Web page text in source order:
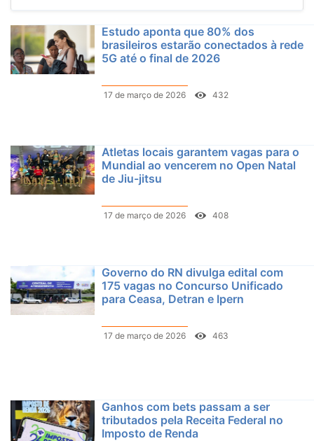
Estudo aponta que 80% dos
brasileiros estarão conectados à rede
5G até o final de 2026
17 de março de 2026 432
Atletas locais garantem vagas para o
Mundial ao vencerem no Open Natal
de Jiu-jitsu
17 de março de 2026 408
Governo do RN divulga edital com
175 vagas no Concurso Unificado
para Ceasa, Detran e Ipern
17 de março de 2026 463
Ganhos com bets passam a ser
tributados pela Receita Federal no
Imposto de Renda